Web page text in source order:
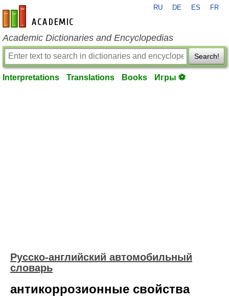
en-academic.com
RU DE ES FR
Academic Dictionaries and Encyclopedias
Search!
Interpretations Translations Books Игры ⚽
Русско-английский автомобильный
словарь
антикоррозионные свойства